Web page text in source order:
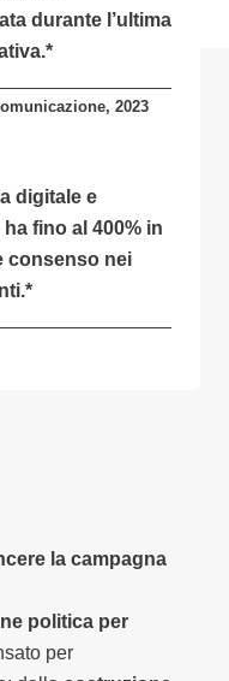
durante l’ultima
2023
digitale e
ha fino al 400% in
consenso nei
*
la campagna
politica per
per